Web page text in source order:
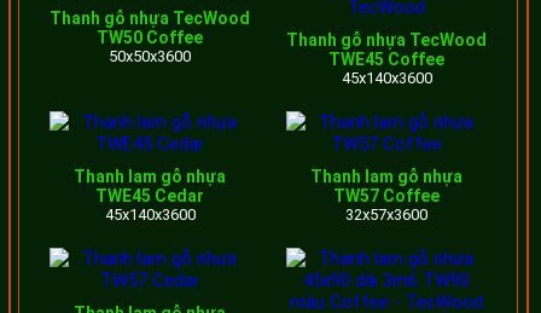
Xu hướng trang trí mặt tiền bằng các thanh gỗ nhựa góp
phần tạo nên một không gian hoàn toàn mới mẻ. Mang lại
sự sang trọng, hiện đại và đồng thời thể hiện sự tinh tế
của gia chủ đối với ngôi nhà của mình.
Mái lam che nắng hiên nhà bằng gỗ nhựa ngoài trời
Lam gỗ làm lan can hàng rào
Thanh gỗ nhựa TecWood
TW50 Coffee
50x50x3600
Thanh gỗ nhựa TecWood
TWE45 Coffee
45x140x3600
Thanh lam gỗ nhựa
TWE45 Cedar
45x140x3600
Thanh lam gỗ nhựa
TW57 Coffee
32x57x3600